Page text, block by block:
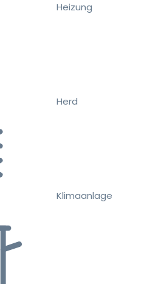
Heizung
Herd
Klimaanlage